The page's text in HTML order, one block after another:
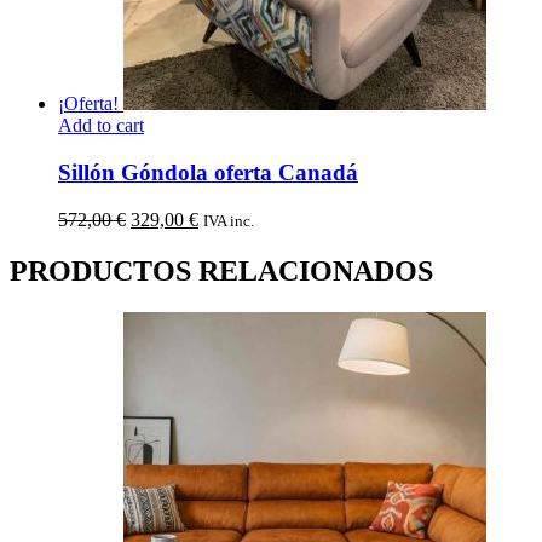
¡Oferta!
Add to cart
Sillón Góndola oferta Canadá
572,00€ El
original
era:
329,00 €El
actual
es:
IVA inc.
PRODUCTOS RELACIONADOS